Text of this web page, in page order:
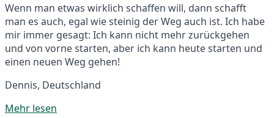
Wenn man etwas wirklich schaffen will, dann schafft
man es auch, egal wie steinig der Weg auch ist. Ich habe
mir immer gesagt: Ich kann nicht mehr zurückgehen
und von vorne starten, aber ich kann heute starten und
einen neuen Weg gehen!
Dennis, Deutschland
Mehr lesen